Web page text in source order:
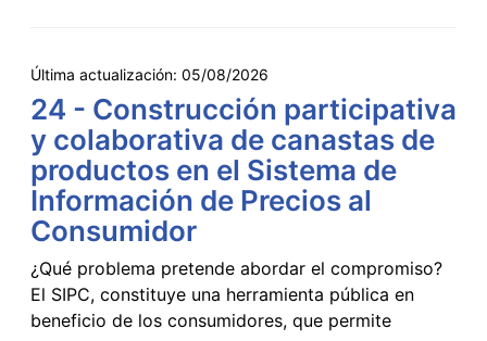
Última actualización: 05/08/2026
24 - Construcción participativa
y colaborativa de canastas de
productos en el Sistema de
Información de Precios al
Consumidor
¿Qué problema pretende abordar el compromiso?
El SIPC, constituye una herramienta pública en
beneficio de los consumidores, que permite